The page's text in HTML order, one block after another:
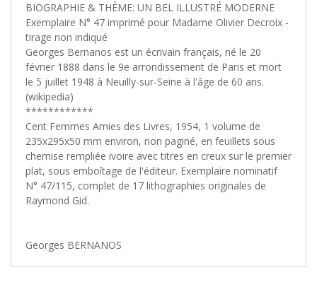
BIOGRAPHIE & THÈME: UN BEL ILLUSTRÉ MODERNE
Exemplaire N° 47 imprimé pour Madame Olivier Decroix -
tirage non indiqué
Georges Bernanos est un écrivain français, né le 20
février 1888 dans le 9e arrondissement de Paris et mort
le 5 juillet 1948 à Neuilly-sur-Seine à l'âge de 60 ans.
(wikipedia)
************
Cent Femmes Amies des Livres, 1954, 1 volume de
235x295x50 mm environ, non paginé, en feuillets sous
chemise rempliée ivoire avec titres en creux sur le premier
plat, sous emboîtage de l'éditeur. Exemplaire nominatif
N° 47/115, complet de 17 lithographies originales de
Raymond Gid.
Georges BERNANOS